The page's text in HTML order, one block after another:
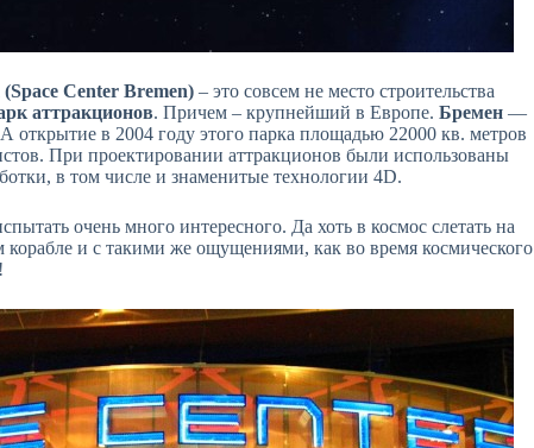
Center Bremen) – это совсем не место строительства
аттракционов. Причем – крупнейший в Европе. Бремен —
открытие в 2004 году этого парка площадью 22000 кв. метров
При проектировании аттракционов были использованы
в том числе и знаменитые технологии 4D.
очень много интересного. Да хоть в космос слетать на
корабле и с такими же ощущениями, как во время космического